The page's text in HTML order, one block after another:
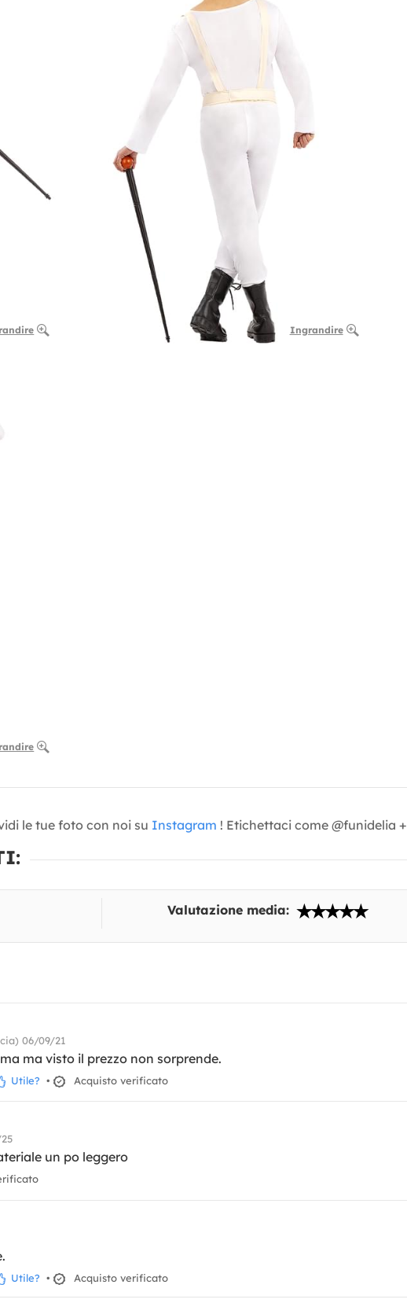
Ingrandire
le tue foto con noi su Instagram ! Etichettaci come @funidelia +
Valutazione media:
06/09/21
ma visto il prezzo non sorprende.
Utile? • Acquisto verificato
un po leggero
Utile? • Acquisto verificato